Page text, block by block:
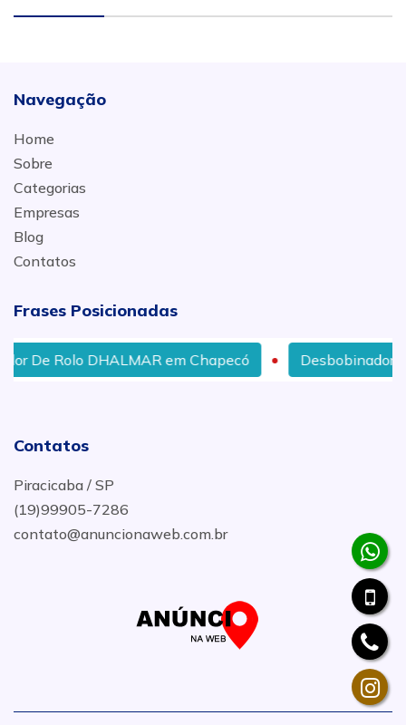
Navegação
Home
Sobre
Categorias
Empresas
Blog
Contatos
Frases Posicionadas
em Chapecó Desbobinador De Rolo
Contatos
Piracicaba / SP
(19)99905-7286
contato@anuncionaweb.com.br